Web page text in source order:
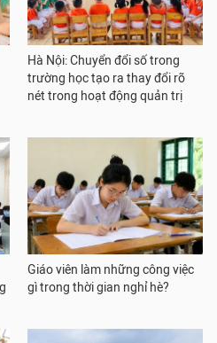
Hà Nội: Chuyển đổi số trong
trường học tạo ra thay đổi rõ
nét trong hoạt động quản trị
Giáo viên làm những công việc
gì trong thời gian nghỉ hè?